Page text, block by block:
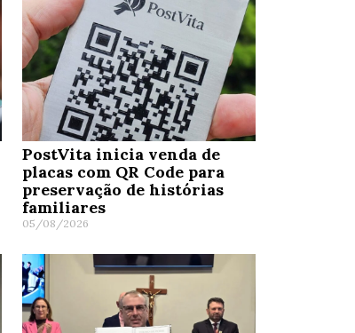
PostVita inicia venda de
placas com QR Code para
preservação de histórias
familiares
05/08/2026